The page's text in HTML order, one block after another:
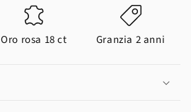
Oro rosa 18 ct Granzia 2 anni